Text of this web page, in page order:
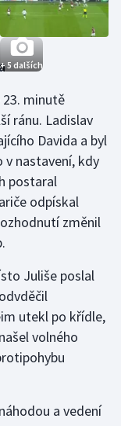
+ 5 dalších
23. minutě
ránu. Ladislav
Davida a byl
v nastavení, kdy
postaral
odpískal
změnil
Juliše poslal
utekl po křídle,
volného
a vedení